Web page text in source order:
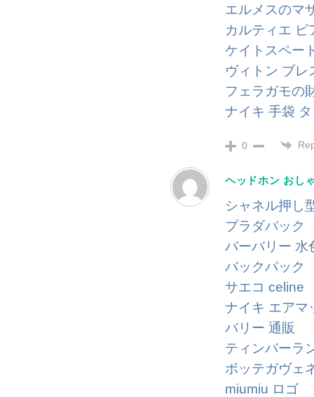
エルメスのマ
カルティエ ピ
ケイトスペー
ヴィトン ブレ
フェラガモの
ナイキ 手袋
0
ヘッドホン おし
シャネル押し
プラダバック
バーバリー 水
バックパッ
サエコ celine
ナイキ エアマ
バリー 通販
ティンバー
ボッテガヴェ
miumiu ロゴ